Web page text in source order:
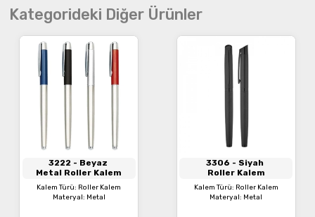
Kategorideki Diğer Ürünler
3222 - Beyaz
Metal Roller Kalem
Kalem Türü: Roller Kalem
Materyal: Metal
3306 - Siyah
Roller Kalem
Kalem Türü: Roller Kalem
Materyal: Metal